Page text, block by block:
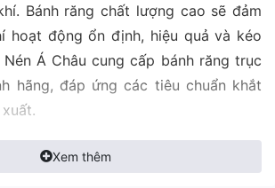
Bánh răng chất lượng cao sẽ đảm
hoạt động ổn định, hiệu quả và kéo
Á Châu cung cấp bánh răng trục
hãng, đáp ứng các tiêu chuẩn khắt
Xem thêm